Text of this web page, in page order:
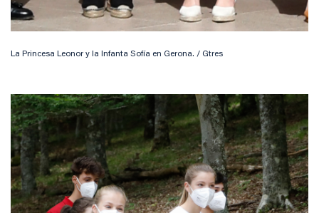
La Princesa Leonor y la Infanta Sofía en Gerona. / Gtres